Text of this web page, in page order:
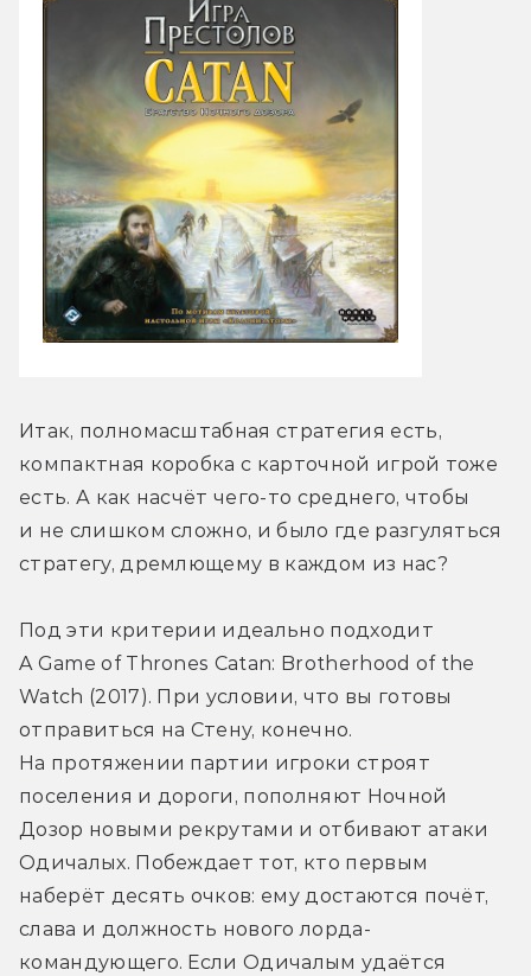
Итак, полномасштабная стратегия есть,
компактная коробка с карточной игрой тоже
есть. А как насчёт чего-то среднего, чтобы
и не слишком сложно, и было где разгуляться
стратегу, дремлющему в каждом из нас?
Под эти критерии идеально подходит
A Game of Thrones Catan: Brotherhood of the
Watch (2017). При условии, что вы готовы
отправиться на Стену, конечно.
На протяжении партии игроки строят
поселения и дороги, пополняют Ночной
Дозор новыми рекрутами и отбивают атаки
Одичалых. Побеждает тот, кто первым
наберёт десять очков: ему достаются почёт,
слава и должность нового лорда-
командующего. Если Одичалым удаётся